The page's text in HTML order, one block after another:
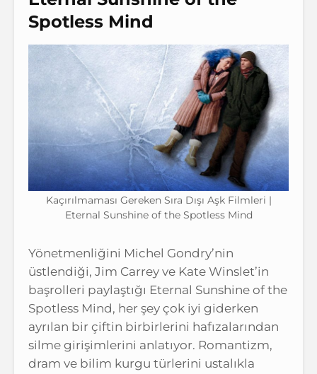
Spotless Mind
Kaçırılmaması Gereken Sıra Dışı Aşk Filmleri |
Eternal Sunshine of the Spotless Mind
Yönetmenliğini Michel Gondry’nin
üstlendiği, Jim Carrey ve Kate Winslet’in
başrolleri paylaştığı Eternal Sunshine of the
Spotless Mind, her şey çok iyi giderken
ayrılan bir çiftin birbirlerini hafızalarından
silme girişimlerini anlatıyor. Romantizm,
dram ve bilim kurgu türlerini ustalıkla